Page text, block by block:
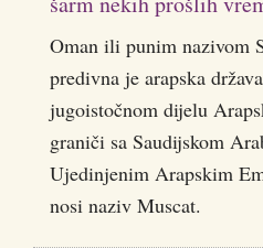
Oman ili punim nazivom
predivna je arapska
jugoistočnom dijelu
graniči sa Saudijskom
Ujedinjenim Arapskim
nosi naziv Muscat.